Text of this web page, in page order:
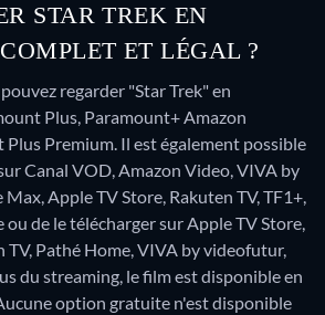
STAR TREK EN
ET LÉGAL ?
regarder "Star Trek" en
Plus, Paramount+ Amazon
Premium. Il est également possible
Canal VOD, Amazon Video, VIVA by
Apple TV Store, Rakuten TV, TF1+,
ou de le télécharger sur Apple TV Store,
TV, Pathé Home, VIVA by videofutur,
du streaming, le film est disponible en
option gratuite n'est disponible